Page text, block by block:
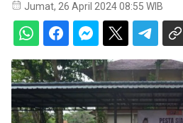
Jumat, 26 April 2024 08:55 WIB